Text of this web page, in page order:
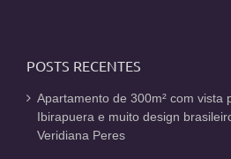
POSTS RECENTES
Apartamento de 300m² com vista
Ibirapuera e muito design
Veridiana Peres